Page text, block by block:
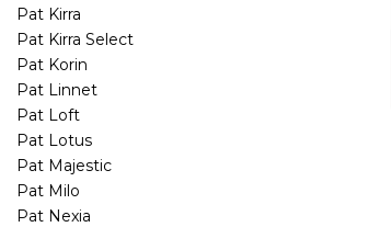
Pat Kirra
Pat Kirra Select
Pat Korin
Pat Linnet
Pat Loft
Pat Lotus
Pat Majestic
Pat Milo
Pat Nexia